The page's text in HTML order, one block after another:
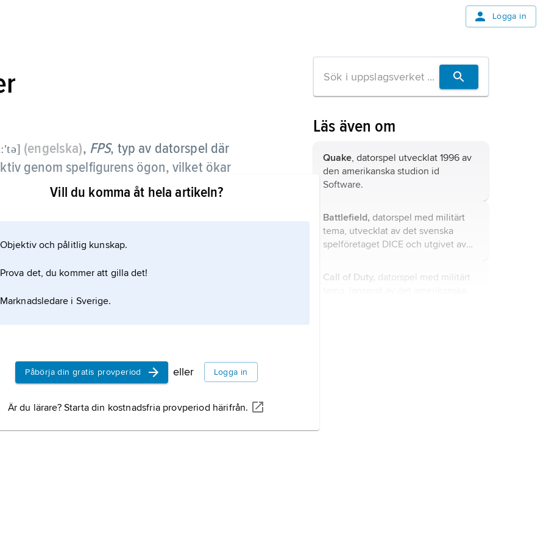
Logga in
(engelska), FPS, typ av datorspel där
genom spelfigurens ögon, vilket ökar
3D” (id Software, 1992) men även spel
Software, 1996) och ”Marathon” (Bungie
under 1990-talet.
Vill du komma åt hela artikeln?
Objektiv och pålitlig kunskap.
Prova det, du kommer att gilla det!
Marknadsledare i Sverige.
Påbörja din gratis provperiod eller Logga in
Är du lärare? Starta din kostnadsfria provperiod härifrån.
Läs även om
Quake, datorspel utvecklat 1996 av
den amerikanska studion id
Software.
Battlefield, datorspel med militärt
tema, utvecklat av det svenska
spelföretaget DICE och utgivet av
Call of Duty, datorspel med militärt